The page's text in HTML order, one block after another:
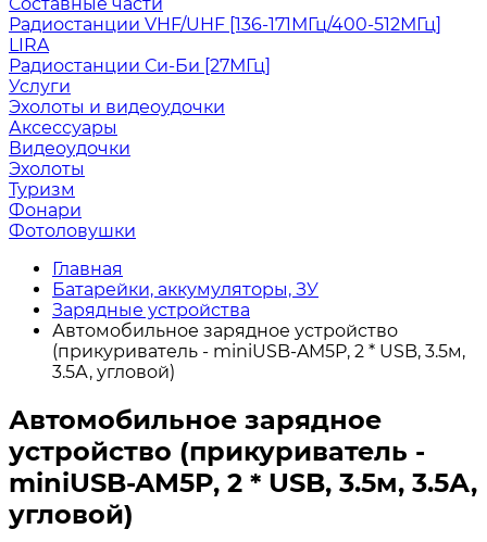
Радиостанции VHF/UHF [136-171МГц/400-512МГц]
LIRA
Радиостанции Си-Би [27МГц]
Услуги
Эхолоты и видеоудочки
Аксессуары
Видеоудочки
Эхолоты
Туризм
Фонари
Фотоловушки
Главная
Батарейки, аккумуляторы, ЗУ
Зарядные устройства
Автомобильное зарядное устройство
(прикуриватель - miniUSB-AM5P, 2 * USB, 3.5м,
3.5А, угловой)
Автомобильное зарядное
устройство (прикуриватель -
miniUSB-AM5P, 2 * USB, 3.5м, 3.5А,
угловой)